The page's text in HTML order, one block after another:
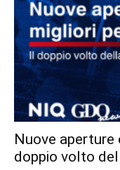
Nuove aperture
doppio volto